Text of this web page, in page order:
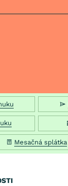
Mesačná splátka